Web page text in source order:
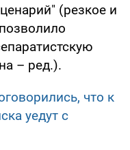
(резкое и
– ред.).
что к
уедут с